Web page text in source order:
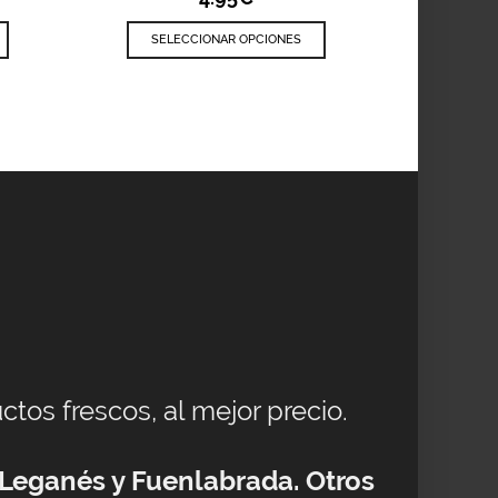
SELECCIONAR OPCIONES
frescos, al mejor precio.
y Fuenlabrada. Otros